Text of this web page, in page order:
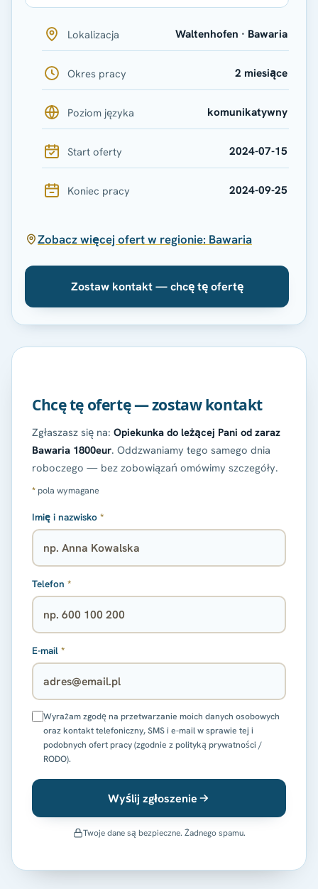
Lokalizacja Waltenhofen · Bawaria
Okres pracy 2 miesiące
Poziom języka komunikatywny
Start oferty 2024-07-15
Koniec pracy 2024-09-25
Zobacz więcej ofert w regionie: Bawaria
Zostaw kontakt — chcę tę ofertę
Chcę tę ofertę — zostaw kontakt
Zgłaszasz się na: Opiekunka do leżącej Pani od zaraz
Bawaria 1800eur. Oddzwaniamy tego samego dnia
roboczego — bez zobowiązań omówimy szczegóły.
* pola wymagane
Imię i nazwisko *
Telefon *
E-mail *
Wyrażam zgodę na przetwarzanie moich danych osobowych
oraz kontakt telefoniczny, SMS i e-mail w sprawie tej i
podobnych ofert pracy (zgodnie z polityką prywatności /
RODO).
Wyślij zgłoszenie
Twoje dane są bezpieczne. Żadnego spamu.